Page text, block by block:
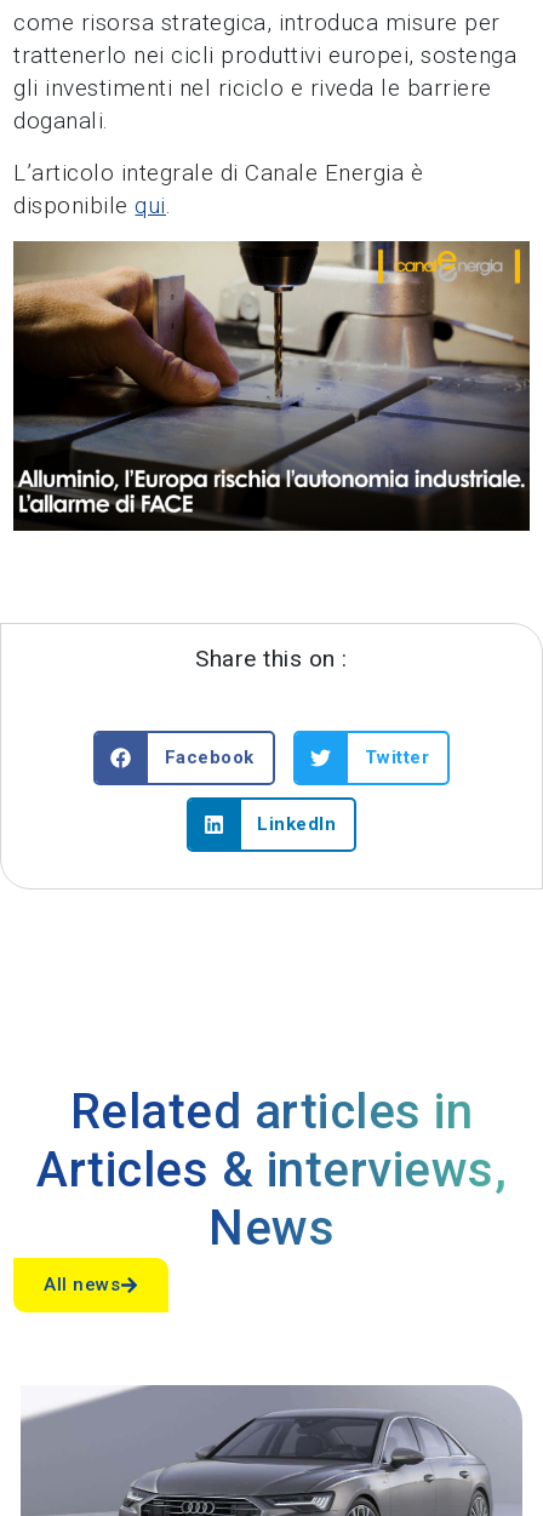
come risorsa strategica, introduca misure per
trattenerlo nei cicli produttivi europei, sostenga
gli investimenti nel riciclo e riveda le barriere
doganali.
L’articolo integrale di Canale Energia è
disponibilequi.
Share this on :
Facebook Twitter
LinkedIn
Related articles in
Articles & interviews,
News
All news